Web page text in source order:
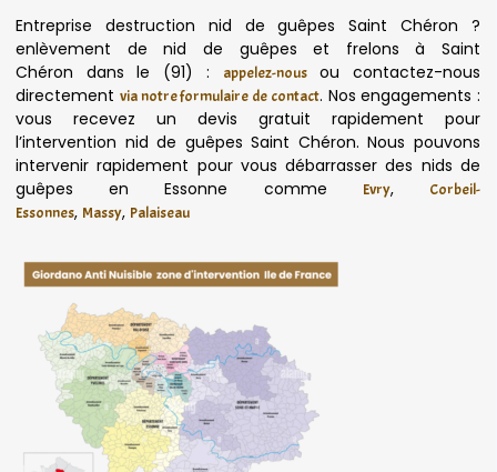
Entreprise destruction nid de guêpes Saint Chéron ?
enlèvement de nid de guêpes et frelons à Saint
Chéron dans le (91) :
appelez-nousou contactez-nous
directement via notre formulaire de contact. Nos engagements :
vous recevez un devis gratuit rapidement pour
l’intervention nid de guêpes Saint Chéron. Nous pouvons
intervenir rapidement pour vous débarrasser des nids de
guêpes en Essonne comme
Evry,
Corbeil-
Essonnes, Massy, Palaiseau